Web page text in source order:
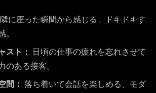
隣に座った瞬間から感じる、ドキドキす
。
スト：
日頃の仕事の疲れを忘れさせて
のある接客。
間： 落ち着いて会話を楽しめる、モダ